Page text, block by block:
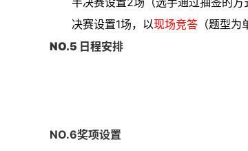
决赛设置1场，以现场竞答 （题型
NO.5 日程安排
NO.6奖项设置